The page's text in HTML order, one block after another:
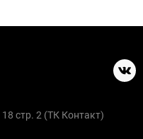
стр. 2 (ТК Контакт)